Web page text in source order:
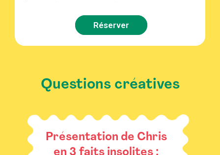
Réserver
Questions créatives
Présentation de Chris
en 3 faits insolites :